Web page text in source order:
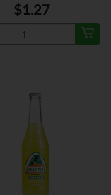
$1.27